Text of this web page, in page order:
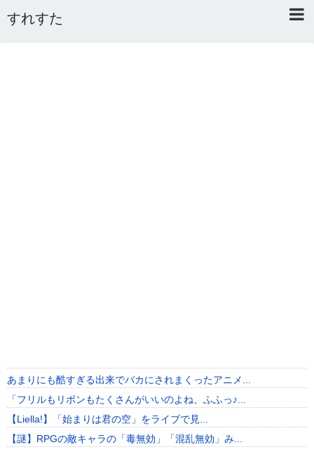
すれすた
あまりにも酷すぎる出来でバカにされまくったアニメ...
「フリルもリボンもたくさんがいいのよね、ふふっ♪...
【Liella!】「始まりは君の空」をライブで見...
【謎】RPGの敵キャラの「毒無効」「混乱無効」み...